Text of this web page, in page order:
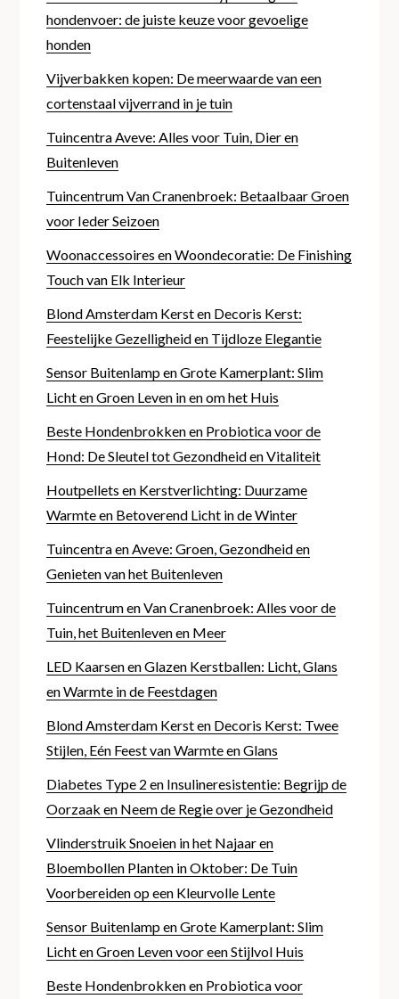
hondenvoer: de juiste keuze voor gevoelige
honden
Vijverbakken kopen: De meerwaarde van een
cortenstaal vijverrand in je tuin
Tuincentra Aveve: Alles voor Tuin, Dier en
Buitenleven
Tuincentrum Van Cranenbroek: Betaalbaar Groen
voor Ieder Seizoen
Woonaccessoires en Woondecoratie: De Finishing
Touch van Elk Interieur
Blond Amsterdam Kerst en Decoris Kerst:
Feestelijke Gezelligheid en Tijdloze Elegantie
Sensor Buitenlamp en Grote Kamerplant: Slim
Licht en Groen Leven in en om het Huis
Beste Hondenbrokken en Probiotica voor de
Hond: De Sleutel tot Gezondheid en Vitaliteit
Houtpellets en Kerstverlichting: Duurzame
Warmte en Betoverend Licht in de Winter
Tuincentra en Aveve: Groen, Gezondheid en
Genieten van het Buitenleven
Tuincentrum en Van Cranenbroek: Alles voor de
Tuin, het Buitenleven en Meer
LED Kaarsen en Glazen Kerstballen: Licht, Glans
en Warmte in de Feestdagen
Blond Amsterdam Kerst en Decoris Kerst: Twee
Stijlen, Eén Feest van Warmte en Glans
Diabetes Type 2 en Insulineresistentie: Begrijp de
Oorzaak en Neem de Regie over je Gezondheid
Vlinderstruik Snoeien in het Najaar en
Bloembollen Planten in Oktober: De Tuin
Voorbereiden op een Kleurvolle Lente
Sensor Buitenlamp en Grote Kamerplant: Slim
Licht en Groen Leven voor een Stijlvol Huis
Beste Hondenbrokken en Probiotica voor